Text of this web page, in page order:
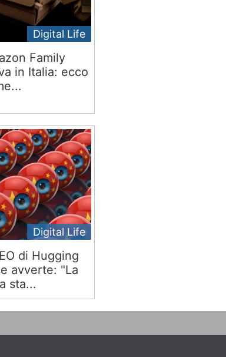
Digital Life
Family
in Italia: ecco
Digital Life
di Hugging
avverte: "La
sta...